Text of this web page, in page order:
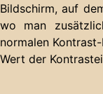
Bildschirm, auf
wo man
normalen
Wert der